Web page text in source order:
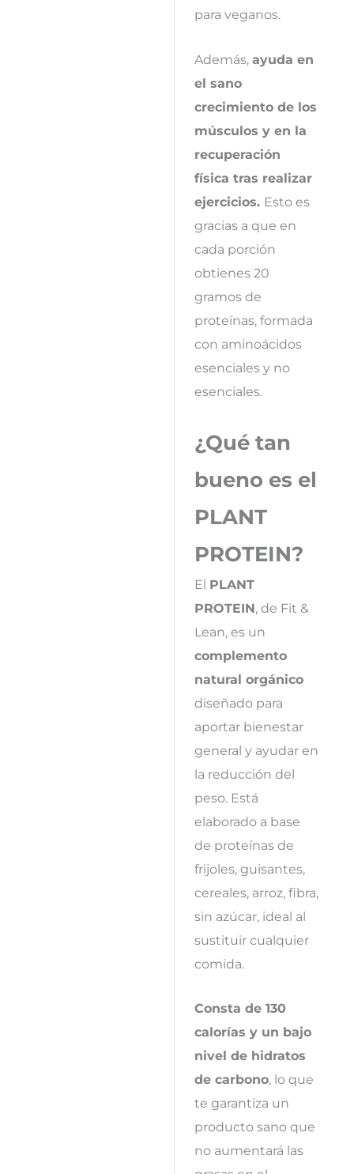
para veganos.
Además, ayuda en
el sano
crecimiento de los
músculos y en la
recuperación
física tras realizar
ejercicios. Esto es
gracias a que en
cada porción
obtienes 20
gramos de
proteínas, formada
con aminoácidos
esenciales y no
esenciales.
¿Qué tan
bueno es el
PLANT
PROTEIN?
El PLANT
PROTEIN, de Fit &
Lean, es un
complemento
natural orgánico
diseñado para
aportar bienestar
general y ayudar en
la reducción del
peso. Está
elaborado a base
de proteínas de
frijoles, guisantes,
cereales, arroz, fibra,
sin azúcar, ideal al
sustituir cualquier
comida.
Consta de 130
calorías y un bajo
nivel de hidratos
de carbono, lo que
te garantiza un
producto sano que
no aumentará las